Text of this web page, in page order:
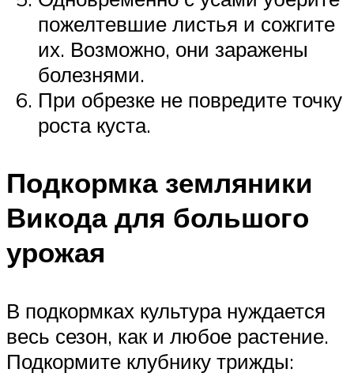
пожелтевшие листья и сожгите
их. Возможно, они заражены
болезнями.
При обрезке не повредите точку
роста куста.
Подкормка земляники
Викода для большого
урожая
В подкормках культура нуждается
весь сезон, как и любое растение.
Подкормите клубнику трижды: